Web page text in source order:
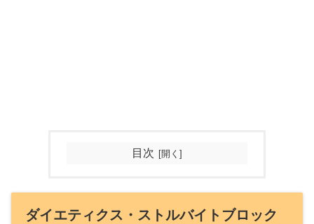
目次
ダイエティクス・ストルバイトブロック